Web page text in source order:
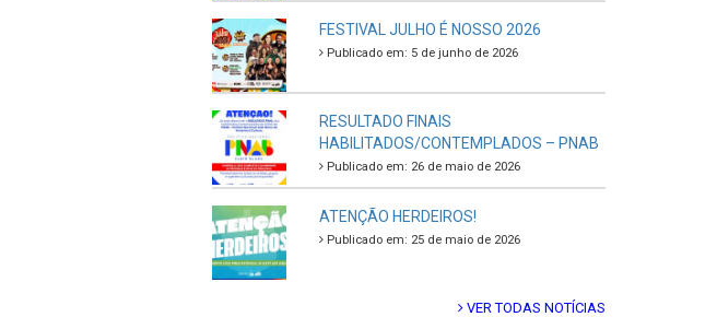
FESTIVAL JULHO É NOSSO 2026
Publicado em: 5 de junho de 2026
RESULTADO FINAIS
HABILITADOS/CONTEMPLADOS – PNAB
Publicado em: 26 de maio de 2026
ATENÇÃO HERDEIROS!
Publicado em: 25 de maio de 2026
VER TODAS NOTÍCIAS